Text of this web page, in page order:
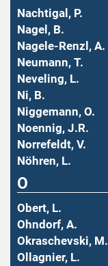
Nachtigal, P.
Nagel, B.
Nagele-Renzl, A.
Neumann, T.
Neveling, L.
Ni, B.
Niggemann, O.
Noennig, J.R.
Norrefeldt, V.
Nöhren, L.
O
Obert, L.
Ohndorf, A.
Okraschevski, M.
Ollagnier, L.